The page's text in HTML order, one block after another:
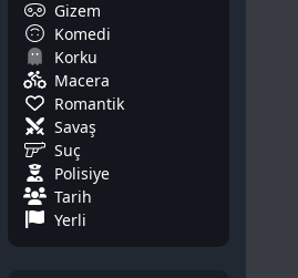
Gizem
Komedi
Korku
Macera
Romantik
Savaş
Suç
Polisiye
Tarih
Yerli